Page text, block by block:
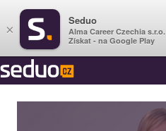
×
Seduo
Alma Career Czechia s.r.o.
Získat - na Google Play